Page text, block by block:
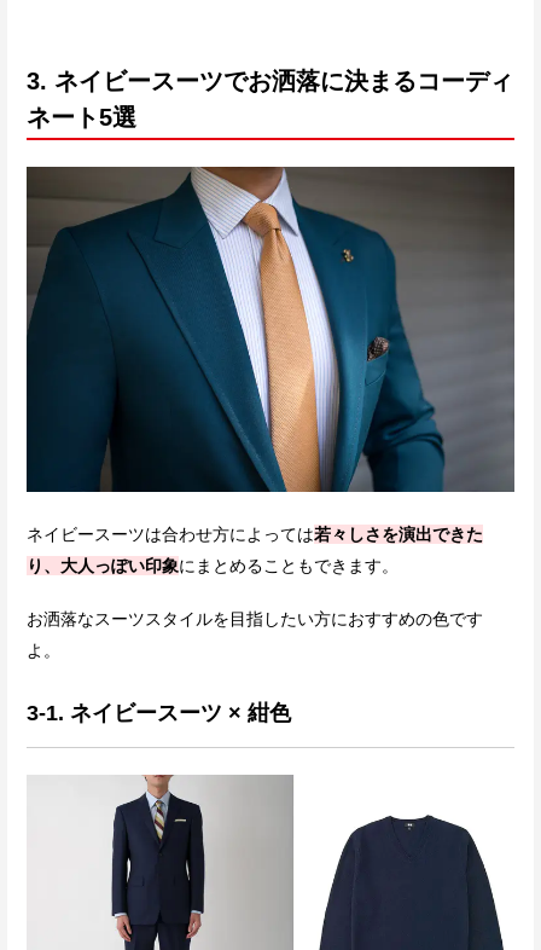
3. ネイビースーツでお洒落に決まるコーディ
ネート5選
ネイビースーツは合わせ方によっては若々しさを演出できた
り、大人っぽい印象にまとめることもできます。
お洒落なスーツスタイルを目指したい方におすすめの色です
よ。
3-1. ネイビースーツ × 紺色